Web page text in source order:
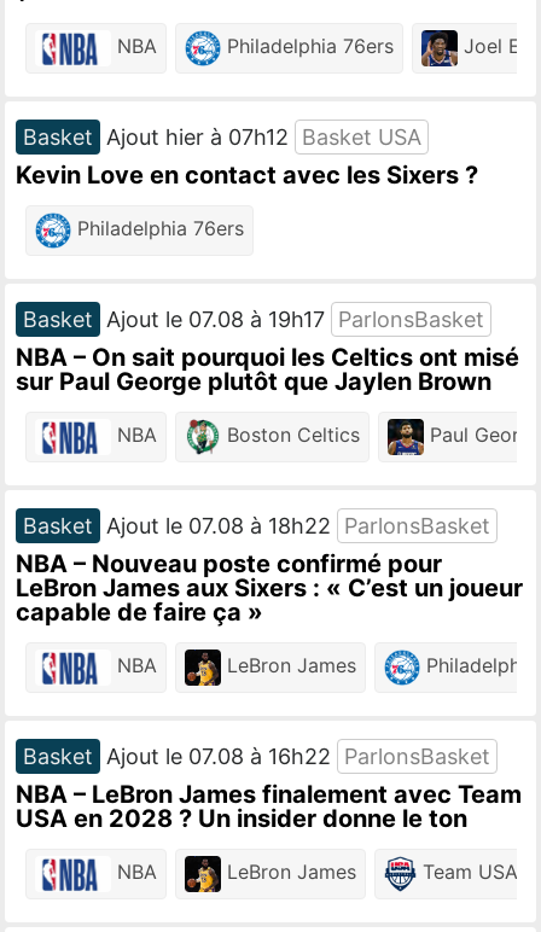
NBA Philadelphia 76ers Joel
Basket Ajout hier à 07h12 Basket USA
Kevin Love en contact avec les Sixers ?
Philadelphia 76ers
Basket Ajout le 07.08 à 19h17 ParlonsBasket
NBA – On sait pourquoi les Celtics ont misé
sur Paul George plutôt que Jaylen Brown
NBA Boston Celtics Paul
Basket Ajout le 07.08 à 18h22 ParlonsBasket
NBA – Nouveau poste confirmé pour
LeBron James aux Sixers : « C’est un joueur
capable de faire ça »
NBA LeBron James
Basket Ajout le 07.08 à 16h22 ParlonsBasket
NBA – LeBron James finalement avec Team
USA en 2028 ? Un insider donne le ton
NBA LeBron James Team USA